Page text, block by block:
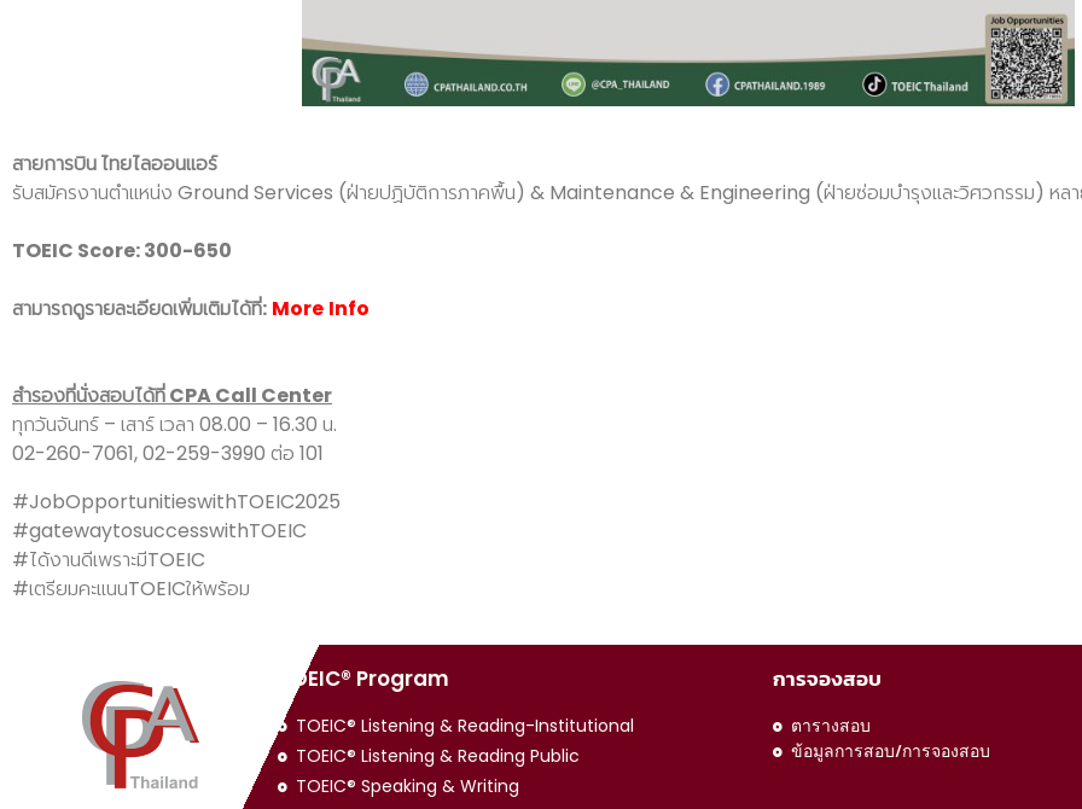
สายการบิน ไทยไลออนแอร์
รับสมัครงานตำแหน่ง Ground Services (ฝ่ายปฏิบัติการภาคพื้น) & Maintenance & Engineering (ฝ่ายซ่อมบำรุงและวิศวกรรม) หล
TOEIC Score: 300-650
สามารถดูรายละเอียดเพิ่มเติมได้ที่: More Info
สำรองที่นั่งสอบได้ที่ CPA Call Center
ทุกวันจันทร์ – เสาร์ เวลา 08.00 – 16.30 น.
02-260-7061, 02-259-3990 ต่อ 101
#JobOpportunitieswithTOEIC2025
#gatewaytosuccesswithTOEIC
#ได้งานดีเพราะมีTOEIC
#เตรียมคะแนนTOEICให้พร้อม
TOEIC® Program
TOEIC® Listening & Reading-Institutional
TOEIC® Listening & Reading Public
TOEIC® Speaking & Writing
การจองสอบ
ตารางสอบ
ข้อมูลการสอบ/การจองสอบ